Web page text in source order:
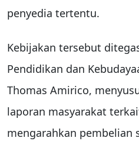
penyedia tertentu.
Kebijakan tersebut
Pendidikan dan
Thomas Amirico,
laporan masyarakat
mengarahkan pembelian